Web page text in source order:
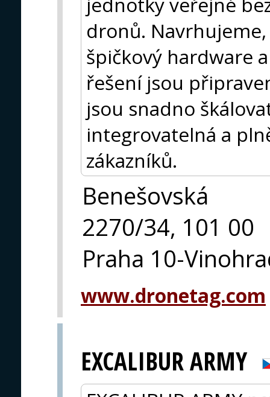
dronů.
špičkový hardware
řešení jsou
jsou snadno
integrovatelná a
zákazníků.
Benešovská
2270/34, 101 00
Praha 10-
www.dronetag.com
EXCALIBUR ARMY